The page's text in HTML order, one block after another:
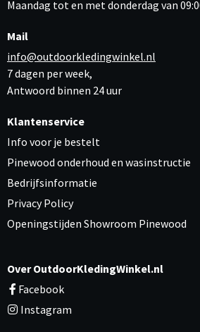
Maandag tot en met donderdag van
Mail
info@outdoorkledingwinkel.nl
7 dagen per week,
Antwoord binnen 24 uur
Klantenservice
Info voor je bestelt
Pinewood onderhoud en wasinstructie
Bedrijfsinformatie
Privacy Policy
Openingstijden Showroom Pinewood
Over OutdoorKledingWinkel.nl
Facebook
Instagram